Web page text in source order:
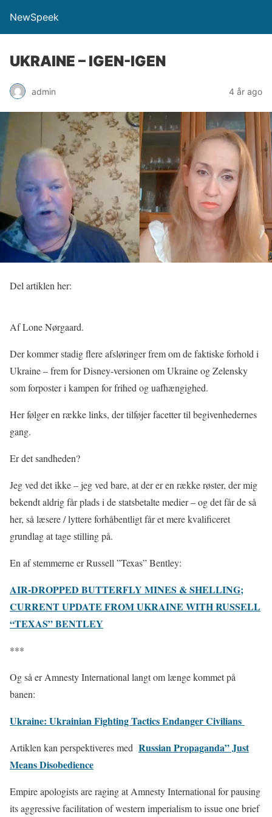
NewSpeek
UKRAINE – IGEN-IGEN
admin 4 år ago
Del artiklen her:
Af Lone Nørgaard.
Der kommer stadig flere afsløringer frem om de faktiske forhold i
Ukraine – frem for Disney-versionen om Ukraine og Zelensky
som forposter i kampen for frihed og uafhængighed.
Her følger en række links, der tilføjer facetter til begivenhedernes
gang.
Er det sandheden?
Jeg ved det ikke – jeg ved bare, at der er en række røster, der mig
bekendt aldrig får plads i de statsbetalte medier – og det får de så
her, så læsere / lyttere forhåbentligt får et mere kvalificeret
grundlag at tage stilling på.
En af stemmerne er Russell ”Texas” Bentley:
AIR-DROPPED BUTTERFLY MINES & SHELLING;
CURRENT UPDATE FROM UKRAINE WITH RUSSELL
“TEXAS” BENTLEY
***
Og så er Amnesty International langt om længe kommet på
banen:
Ukraine: Ukrainian Fighting Tactics Endanger Civilians
Artiklen kan perspektiveres med Russian Propaganda” Just
Means Disobedience
Empire apologists are raging at Amnesty International for pausing
its aggressive facilitation of western imperialism to issue one brief